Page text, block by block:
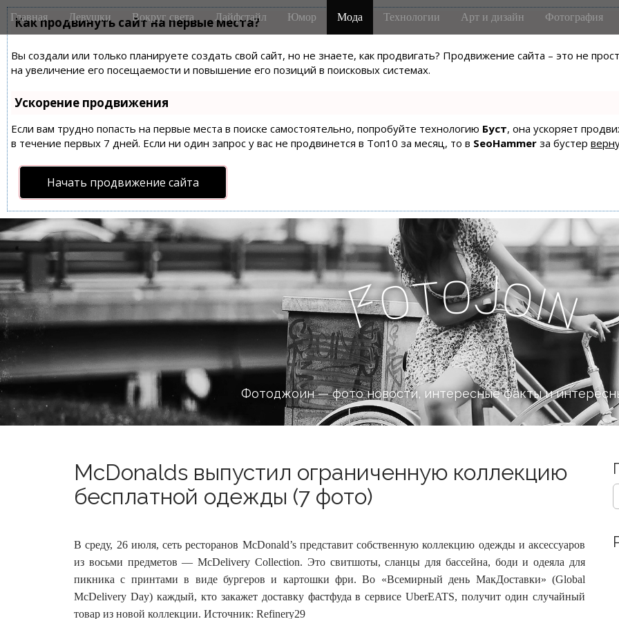
Как продвинуть сайт на первые места?
Вы создали или только планируете создать свой сайт, но не знаете, как продвигать? Продвижение сайта – это не
на увеличение его посещаемости и повышение его позиций в поисковых системах.
Ускорение продвижения
Если вам трудно попасть на первые места в поиске самостоятельно, попробуйте технологию Буст, она ускоряет
в течение первых 7 дней. Если ни один запрос у вас не продвинется в Топ10 за месяц, то в SeoHammer за бустер
Начать продвижение сайта
M
a
n
m
e
n
u
i
Главная Девушки Вокруг света Лайфстайл Юмор Мода Технологии Арт и дизайн Фотография
FotoJoi
n
Фотоджоин — фото новости, интересные факты и
McDonalds выпустил ограниченную коллекцию
бесплатной одежды (7 фото)
В среду, 26 июля, сеть ресторанов McDonald’s представит собственную коллекцию одежды и аксессуаров
из восьми предметов — McDelivery Collection. Это свитшоты, сланцы для бассейна, боди и одеяла для
пикника с принтами в виде бургеров и картошки фри.Во «Всемирный день МакДоставки» (Global
McDelivery Day) каждый, кто закажет доставку фастфуда в сервисе UberEATS, получит один случайный
товар из новой коллекции. Источник: Refinery29
S
e
c